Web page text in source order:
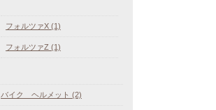
フォルツァX (1)
フォルツァZ (1)
バイク ヘルメット (2)